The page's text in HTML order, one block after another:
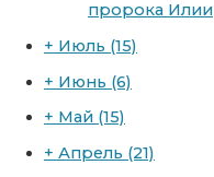
пророка Илии
+ Июль (15)
+ Июнь (6)
+ Май (15)
+ Апрель (21)